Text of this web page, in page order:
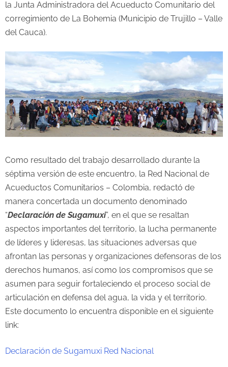
la Junta Administradora del Acueducto Comunitario del
corregimiento de La Bohemia (Municipio de Trujillo – Valle
del Cauca).
Como resultado del trabajo desarrollado durante la
séptima versión de este encuentro, la Red Nacional de
Acueductos Comunitarios – Colombia, redactó de
manera concertada un documento denominado
“Declaración de Sugamuxi”, en el que se resaltan
aspectos importantes del territorio, la lucha permanente
de líderes y lideresas, las situaciones adversas que
afrontan las personas y organizaciones defensoras de los
derechos humanos, así como los compromisos que se
asumen para seguir fortaleciendo el proceso social de
articulación en defensa del agua, la vida y el territorio.
Este documento lo encuentra disponible en el siguiente
link:
Declaración de Sugamuxi Red Nacional